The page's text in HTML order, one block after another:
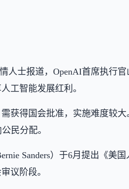
人士报道，OpenAI首席执行
工智能发展红利。
获得国会批准，实施难度较
民分配。
Sanders）于6月提出《
议阶段。